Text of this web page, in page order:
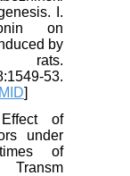
I.
on
by
in rats.
53.
PMID
of
under
times of